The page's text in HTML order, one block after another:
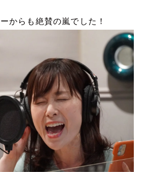
からも絶賛の嵐でした！